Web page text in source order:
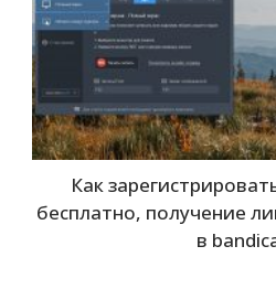
Как
бесплатно, получение
в